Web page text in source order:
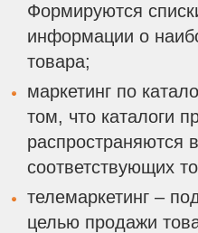
Формируются
информации о
товара;
маркетинг по
том, что каталоги
распространяются
соответствующих
телемаркетинг –
целью продажи